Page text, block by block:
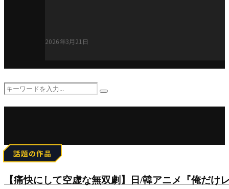
2026年3月21日
Search
Search
話題の作品
【痛快にして空虚な無双劇】日/韓アニメ『俺だ